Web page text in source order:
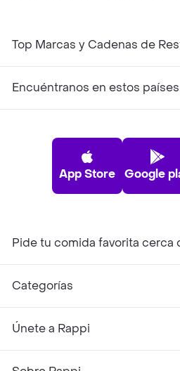
Top Marcas y Cadenas de
Encuéntranos en estos países
App Store Google
Pide tu comida favorita cerca
Categorías
Únete a Rappi